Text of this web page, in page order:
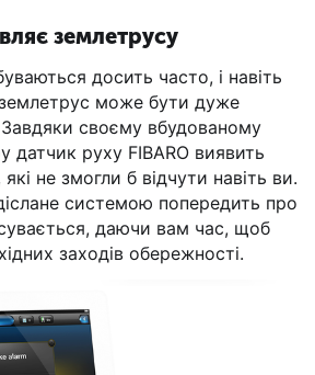
землетрусу
досить часто, і навіть
може бути дуже
своєму вбудованому
датчик руху FIBARO виявить
які не змогли б відчути навіть ви.
системою попередить про
даючи вам час, щоб
заходів обережності.